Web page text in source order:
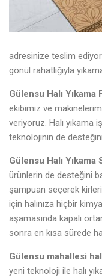
adresinize teslim
gönül rahatlığıyla
Gülensu Halı Yıkama
ekibimiz ve
veriyoruz. Halı
teknolojinin de
Gülensu Halı Yıkama
ürünlerin de desteğini
şampuan seçerek
için halınıza hiçbir
aşamasında kapalı
sonra en kısa sürede
Gülensu mahallesi
yeni teknoloji ile halı